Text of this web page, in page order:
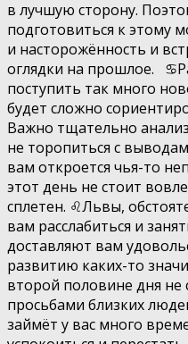
в лучшую сторону.
подготовиться к этому
и насторожённость и
оглядки на прошлое.
поступить так много
будет сложно
Важно тщательно
не торопиться с
вам откроется чья-то
этот день не стоит
сплетен. ♌️Львы,
вам расслабиться и
доставляют вам
развитию каких-то
второй половине дня не
просьбами близких
займёт у вас много